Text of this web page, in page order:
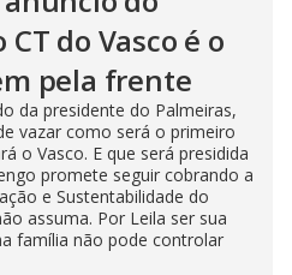
do Vasco é o
pela frente
da presidente do Palmeiras,
vazar como será o primeiro
o Vasco. E que será presidida
promete seguir cobrando a
e Sustentabilidade do
assuma. Por Leila ser sua
família não pode controlar